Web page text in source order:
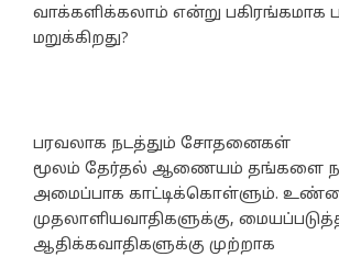
வாக்களிக்கலாம் என்று பகிரங்கமாக
மறுக்கிறது?
பரவலாக நடத்தும் சோதனைகள்
மூலம் தேர்தல் ஆணையம் தங்களை
அமைப்பாக காட்டிக்கொள்ளும்.
முதலாளியவாதிகளுக்கு,
ஆதிக்கவாதிகளுக்கு முற்றாக